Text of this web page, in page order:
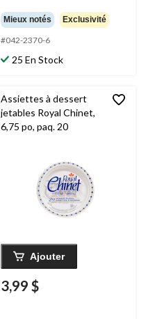
Mieux notés Exclusivité
#042-2370-6
25 En Stock
Assiettes à dessert
jetables Royal Chinet,
6,75 po, paq. 20
Ajouter
3,99 $